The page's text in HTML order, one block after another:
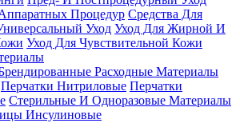
Процедур Средства Для
Уход Уход Для Жирной И
Уход Для Чувствительной Кожи
Расходные Материалы
Перчатки Нитриловые Перчатки
Стерильные И Одноразовые Материалы
Инсулиновые